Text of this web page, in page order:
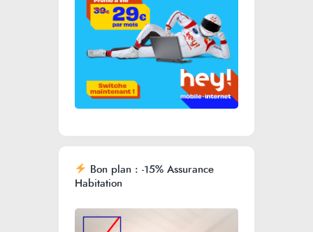
Bon plan : -15% Assurance
Habitation